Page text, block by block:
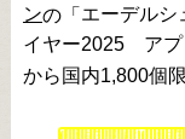
ンの「 エーデル
イヤー2025 アプ
から国内1,800個